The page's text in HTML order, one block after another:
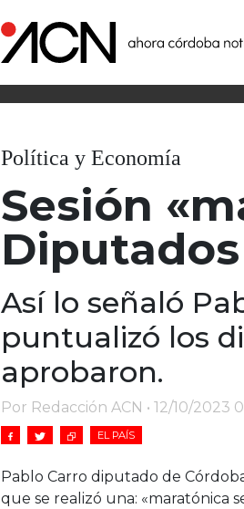
Política y Economía
Sesión
Diputados
Así lo señaló
puntualizó los
aprobaron.
Por Redacción ACN • 12/10/
EL PAÍS
Pablo Carro diputado de
que se realizó una: «maratónica